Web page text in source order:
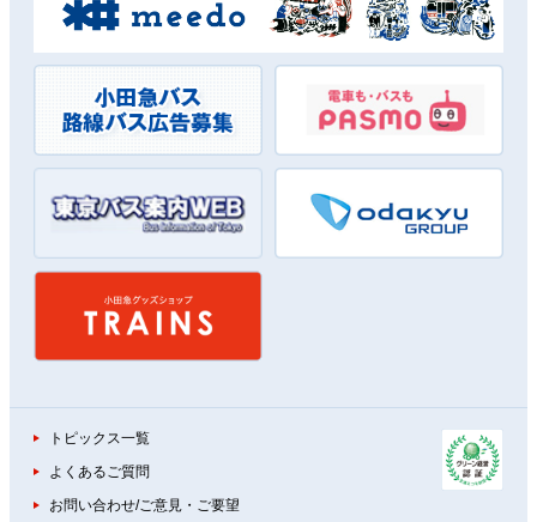
トピックス一覧
よくあるご質問
お問い合わせ/ご意見・ご要望